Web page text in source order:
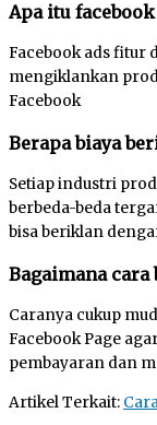
Apa itu facebook
Facebook ads fitur
mengiklankan
Facebook
Berapa biaya
Setiap industri
berbeda-beda
bisa beriklan
Bagaimana cara
Caranya cukup
Facebook Page
pembayaran dan
Artikel Terkait: